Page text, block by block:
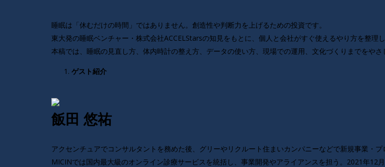
睡眠は「休むだけの時間」ではありません。創造性や判断力を上げるための投資です。
東大発の睡眠ベンチャー・株式会社ACCELStarsの知見をもとに、個人と会社がすぐ使えるやり方を整理し
本稿では、睡眠の見直し方、体内時計の整え方、データの使い方、現場での運用、文化づくりまでをやさ
ゲスト紹介
飯田 悠祐
アクセンチュアでコンサルタントを務めた後、グリーやリクルート住まいカンパニーなどで新規事業・プ
MICINでは国内最大級のオンライン診療サービスを統括し、事業開発やアライアンスを担う。2021年12